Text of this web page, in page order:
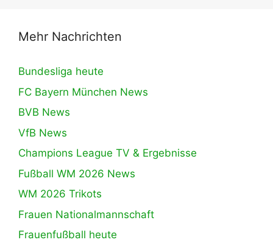
Mehr Nachrichten
Bundesliga heute
FC Bayern München News
BVB News
VfB News
Champions League TV & Ergebnisse
Fußball WM 2026 News
WM 2026 Trikots
Frauen Nationalmannschaft
Frauenfußball heute